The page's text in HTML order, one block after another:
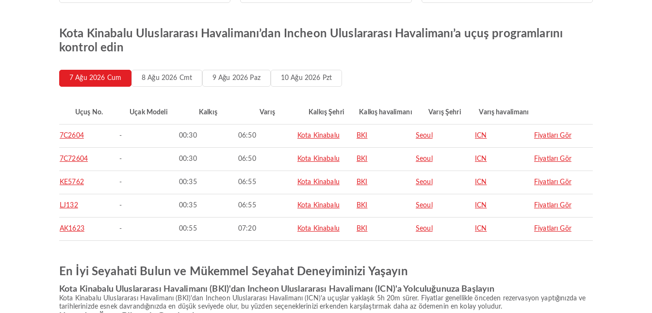
Kota Kinabalu Uluslararası Havalimanı’dan Incheon Uluslararası Havalimanı’a uçuş programlarını
kontrol edin
7 Ağu 2026 Cum 8 Ağu 2026 Cmt 9 Ağu 2026 Paz 10 Ağu 2026 Pzt
Uçuş No. Uçak Modeli Kalkış Varış Kalkış Şehri Kalkış havalimanı Varış Şehri Varış havalimanı
7C2604 - 00:30 06:50 Kota Kinabalu BKI Seoul ICN Fiyatları Gör
7C72604 - 00:30 06:50 Kota Kinabalu BKI Seoul ICN Fiyatları Gör
KE5762 - 00:35 06:55 Kota Kinabalu BKI Seoul ICN Fiyatları Gör
LJ132 - 00:35 06:55 Kota Kinabalu BKI Seoul ICN Fiyatları Gör
AK1623 - 00:55 07:20 Kota Kinabalu BKI Seoul ICN Fiyatları Gör
En İyi Seyahati Bulun ve Mükemmel Seyahat Deneyiminizi Yaşayın
Kota Kinabalu Uluslararası Havalimanı (BKI)'dan Incheon Uluslararası Havalimanı (ICN)'a Yolculuğunuza Başlayın
Kota Kinabalu Uluslararası Havalimanı (BKI)'dan Incheon Uluslararası Havalimanı (ICN)'a uçuşlar yaklaşık 5h 20m sürer. Fiyatlar genellikle önceden rezervasyon yaptığınızda ve
tarihlerinizde esnek davrandığınızda en düşük seviyede olur, bu yüzden seçeneklerinizi erkenden karşılaştırmak daha az ödemenin en kolay yoludur.